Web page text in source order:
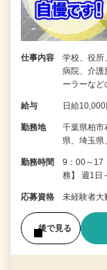
仕事内容
学校、役所
病院、介護
ーラーな
給与 日給
勤務地
千葉県柏市
県、埼玉
勤務時間
9：00～17
務】 週1日
応募資格 未経験者
後で見る